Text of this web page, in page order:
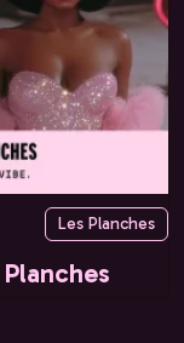
Les Planches